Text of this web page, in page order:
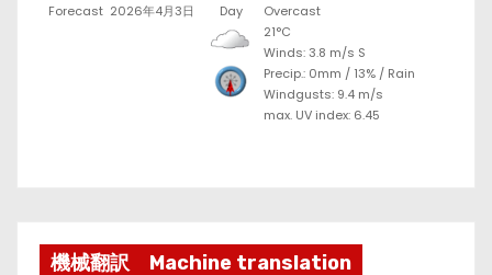
Forecast 2026年4月3日 Day
Overcast
21°C
Winds: 3.8 m/s S
Precip.: 0mm / 13% / Rain
Windgusts: 9.4 m/s
max. UV index: 6.45
機械翻訳 Machine translation